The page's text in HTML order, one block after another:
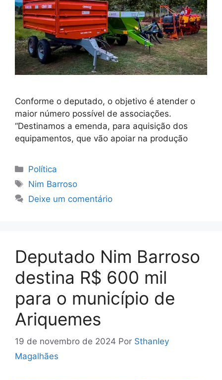
Conforme o deputado, o objetivo é atender o
maior número possível de associações.
“Destinamos a emenda, para aquisição dos
equipamentos, que vão apoiar na produção
Categorias
Política
Tags
Nim Barroso
Deixe um comentário
Deputado Nim Barroso
destina R$ 600 mil
para o município de
Ariquemes
19 de novembro de 2024 Por Sthanley
Magalhães